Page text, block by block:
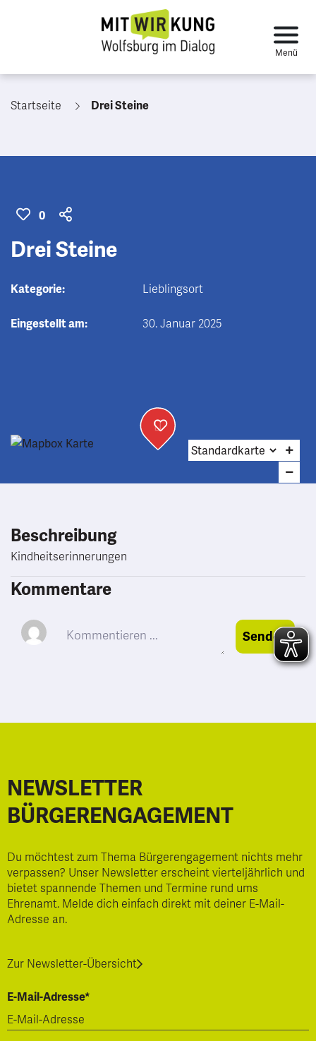
Startseite Drei Steine
0
Drei Steine
Kategorie: Lieblingsort
Eingestellt am: 30. Januar 2025
Beschreibung
Kindheitserinnerungen
Kommentare
Senden
NEWSLETTER
BÜRGERENGAGEMENT
Du möchtest zum Thema Bürgerengagement nichts mehr
verpassen? Unser Newsletter erscheint vierteljährlich und
bietet spannende Themen und Termine rund ums
Ehrenamt. Melde dich einfach direkt mit deiner E-Mail-
Adresse an.
Zur Newsletter-Übersicht
E-Mail-Adresse*